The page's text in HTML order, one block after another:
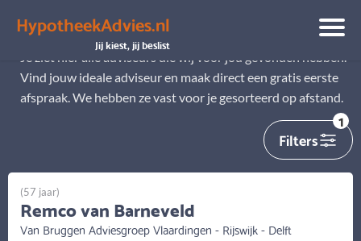
HypotheekAdvies.nl
Jij kiest, jij beslist
Alle adviseurs
Je ziet hier alle adviseurs die wij voor jou gevonden hebben.
Vind jouw ideale adviseur en maak direct een gratis eerste
afspraak. We hebben ze vast voor je gesorteerd op afstand.
Filters
1
(57 jaar)
Remco van Barneveld
Van Bruggen Adviesgroep Vlaardingen - Rijswijk - Delft